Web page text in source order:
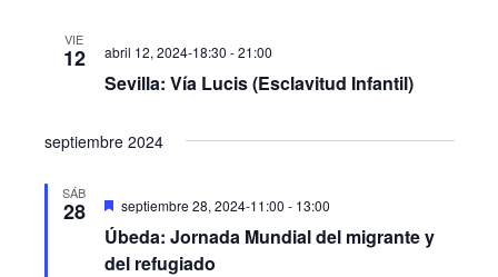
de
VIE
12
Sevilla: Vía Lucis (Esclavitud Infantil)
abril 12, 2024-18:30 -21:00
septiembre 2024
SÁB
28
Úbeda: Jornada Mundial del migrante y
del refugiado
Destacado
septiembre 28, 2024-11:00 - 13:00